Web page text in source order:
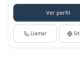
Ver perfil
Llamar